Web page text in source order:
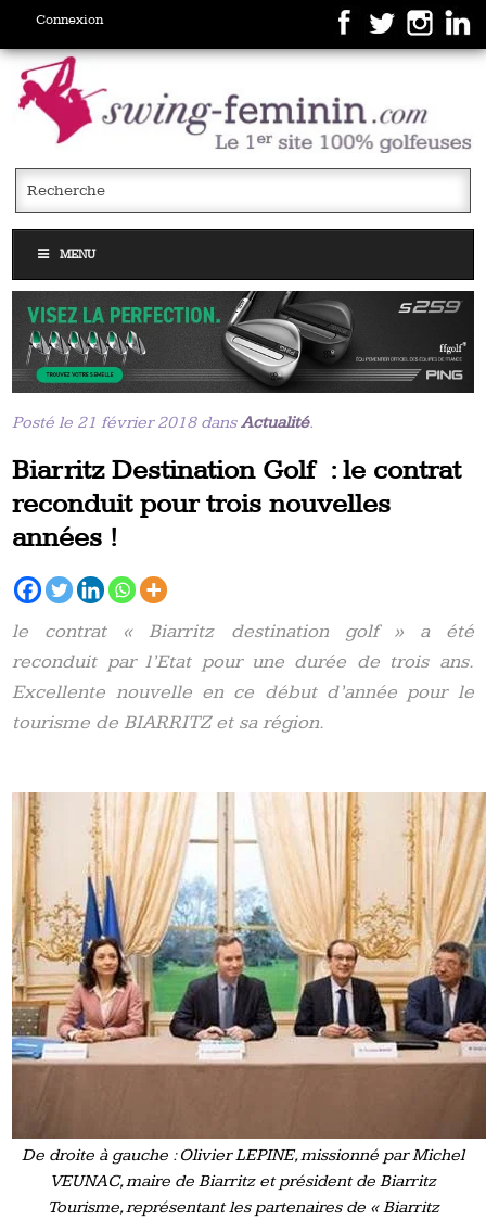
Connexion
MENU
Posté le 21 février 2018 dansActualité.
Biarritz Destination Golf : le contrat
reconduit pour trois nouvelles
années !
le contrat « Biarritz destination golf » a été
reconduit par l’Etat pour une durée de trois ans.
Excellente nouvelle en ce début d’année pour le
tourisme de BIARRITZ et sa région.
De droite à gauche : Olivier LEPINE, missionné par Michel
VEUNAC, maire de Biarritz et président de Biarritz
Tourisme, représentant les partenaires de « Biarritz